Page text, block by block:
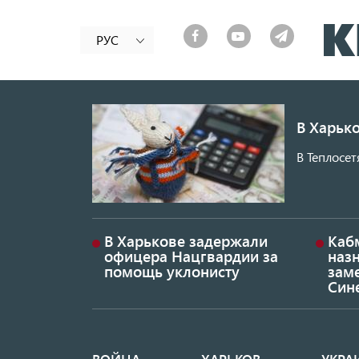
РУС
В
В
В Харькове задержали
офицера Нацгвардии за
помощь уклонисту